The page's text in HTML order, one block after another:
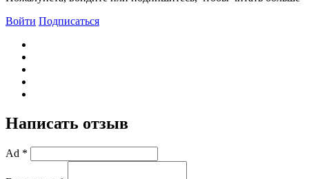
Войти Подписаться
Написать отзыв
Ad *